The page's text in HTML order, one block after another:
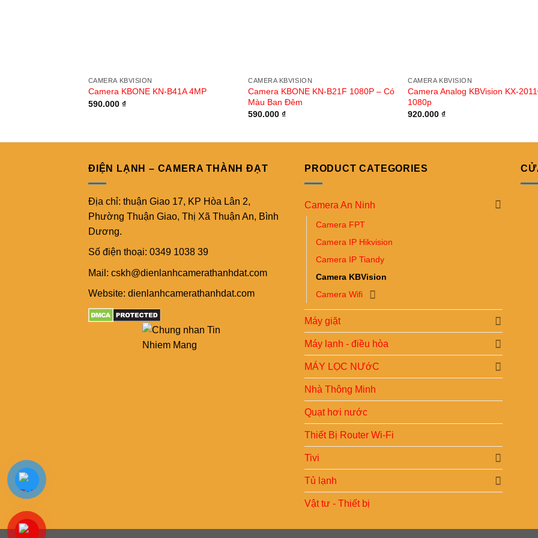
CAMERA KBVISION
Camera KBONE KN-B41A 4MP
590.000 ₫
CAMERA KBVISION
Camera KBONE KN-B21F 1080P – Có
Màu Ban Đêm
590.000₫
CAMERA KBVISION
Camera Analog KBVision KX-
1080p
920.000₫
ĐIỆN LẠNH – CAMERA THÀNH ĐẠT
Địa chỉ: thuận Giao 17, KP Hòa Lân 2,
Phường Thuận Giao, Thị Xã Thuận An, Bình
Dương.
Số điện thoại: 0349 1038 39
Mail: cskh@dienlanhcamerathanhdat.com
Website: dienlanhcamerathanhdat.com
PRODUCT CATEGORIES
Camera An Ninh
Camera FPT
Camera IP Hikvision
Camera IP Tiandy
Camera KBVision
Camera Wifi
Máy giặt
Máy lạnh - điều hòa
MÁY LỌC NƯớC
Nhà Thông Minh
Quạt hơi nước
Thiết Bị Router Wi-Fi
Tivi
Tủ lạnh
Vật tư - Thiết bị